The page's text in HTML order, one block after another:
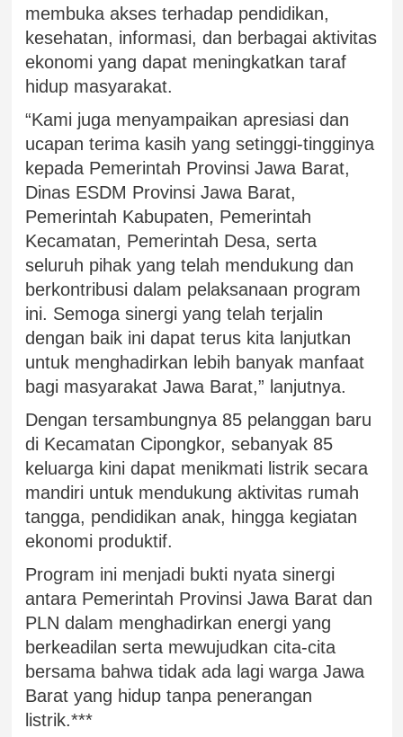
membuka akses terhadap pendidikan,
kesehatan, informasi, dan berbagai aktivitas
ekonomi yang dapat meningkatkan taraf
hidup masyarakat.
“Kami juga menyampaikan apresiasi dan
ucapan terima kasih yang setinggi-tingginya
kepada Pemerintah Provinsi Jawa Barat,
Dinas ESDM Provinsi Jawa Barat,
Pemerintah Kabupaten, Pemerintah
Kecamatan, Pemerintah Desa, serta
seluruh pihak yang telah mendukung dan
berkontribusi dalam pelaksanaan program
ini. Semoga sinergi yang telah terjalin
dengan baik ini dapat terus kita lanjutkan
untuk menghadirkan lebih banyak manfaat
bagi masyarakat Jawa Barat,” lanjutnya.
Dengan tersambungnya 85 pelanggan baru
di Kecamatan Cipongkor, sebanyak 85
keluarga kini dapat menikmati listrik secara
mandiri untuk mendukung aktivitas rumah
tangga, pendidikan anak, hingga kegiatan
ekonomi produktif.
Program ini menjadi bukti nyata sinergi
antara Pemerintah Provinsi Jawa Barat dan
PLN dalam menghadirkan energi yang
berkeadilan serta mewujudkan cita-cita
bersama bahwa tidak ada lagi warga Jawa
Barat yang hidup tanpa penerangan
listrik.***